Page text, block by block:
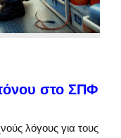
στο ΣΠΦ
λόγους για τους